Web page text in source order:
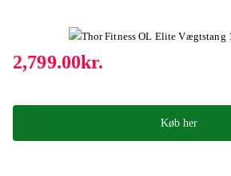
2,799.00kr.
Køb her